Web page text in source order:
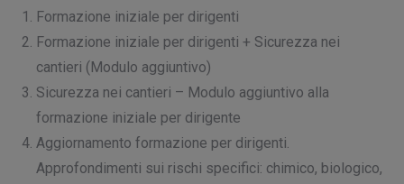
Formazione iniziale per dirigenti
Formazione iniziale per dirigenti + Sicurezza nei
cantieri (Modulo aggiuntivo)
Sicurezza nei cantieri – Modulo aggiuntivo alla
formazione iniziale per dirigente
Aggiornamento formazione per dirigenti.
Approfondimenti sui rischi specifici: chimico, biologico,